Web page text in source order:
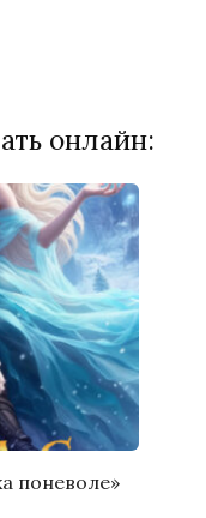
онлайн:
поневоле»